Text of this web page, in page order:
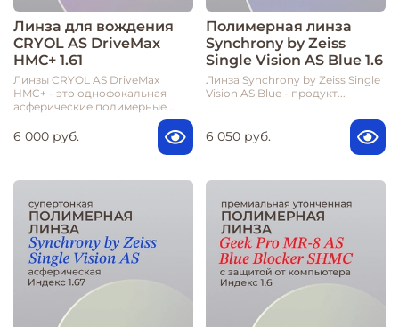
Линза для вождения
CRYOL AS DriveMax
HMC+ 1.61
Линзы CRYOL AS DriveMax
HMC+ - это однофокальная
асферические полимерные...
6 000 руб.
Полимерная линза
Synchrony by Zeiss
Single Vision AS Blue 1.6
Линза Synchrony by Zeiss Single
Vision AS Blue - продукт...
6 050 руб.